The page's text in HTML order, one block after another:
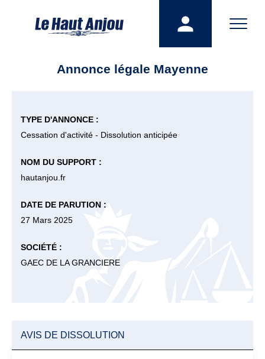
Annonce légale Mayenne
TYPE D'ANNONCE :
Cessation d'activité - Dissolution anticipée
NOM DU SUPPORT :
hautanjou.fr
DATE DE PARUTION :
27 Mars 2025
SOCIÉTÉ :
GAEC DE LA GRANCIERE
AVIS DE DISSOLUTION